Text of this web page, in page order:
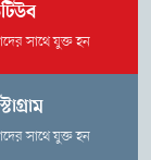
সাথে যুক্ত হন
সাথে যুক্ত হন